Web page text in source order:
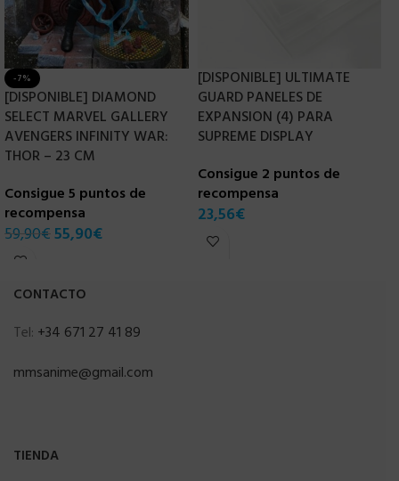
-7%
[DISPONIBLE] DIAMOND
SELECT MARVEL GALLERY
AVENGERS INFINITY WAR:
THOR – 23 CM
Consigue 5 puntos de
recompensa
59,90€55,90€
[DISPONIBLE] ULTIMATE
GUARD PANELES DE
EXPANSION (4) PARA
SUPREME DISPLAY
Consigue 2 puntos de
recompensa
23,56€
CONTACTO
Tel: +34 671 27 41 89
mmsanime@gmail.com
TIENDA